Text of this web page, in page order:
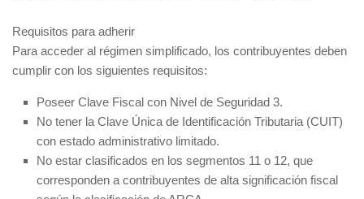
Requisitos para adherir
Para acceder al régimen simplificado, los contribuyentes deben
cumplir con los siguientes requisitos:
Poseer Clave Fiscal con Nivel de Seguridad 3.
No tener la Clave Única de Identificación Tributaria (CUIT)
con estado administrativo limitado.
No estar clasificados en los segmentos 11 o 12, que
corresponden a contribuyentes de alta significación fiscal